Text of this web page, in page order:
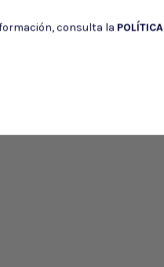
consulta la